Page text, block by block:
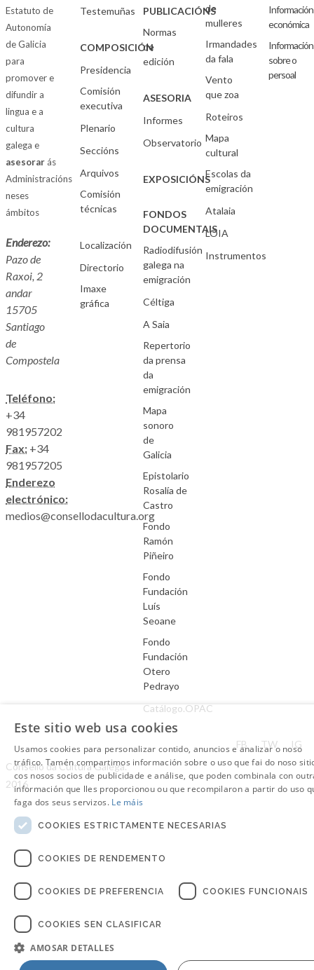
Estatuto de
Autonomía
de Galicia
para
promover e
difundir a
lingua e a
cultura
galega e
asesorarás
Administracións
neses
ámbitos
Enderezo:
Pazo de
Raxoi, 2
andar
15705
Santiago
de
Compostela
Teléfono:
+34
981957202
Fax: +34
981957205
Enderezo
electrónico:
medios@consellodacultura.org
Testemuñas
COMPOSICIÓN
Presidencia
Comisión
executiva
Plenario
Seccións
Arquivos
Comisión
técnicas
Localización
Directorio
Imaxe
gráfica
PUBLICACIÓNS
Normas
de
edición
ASESORIA
Informes
Observatorio
EXPOSICIÓNS
FONDOS
DOCUMENTAIS
Radiodifusión
galega na
emigración
Céltiga
A Saia
Repertorio
da prensa
da
emigración
Mapa
sonoro
de
Galicia
Epistolario
Rosalía de
Castro
Fondo
Ramón
Piñeiro
Fondo
Fundación
Luís
Seoane
Fondo
Fundación
Otero
Pedrayo
Catálogo.OPAC
de
mulleres
Irmandades
da fala
Vento
que zoa
Roteiros
Mapa
cultural
Escolas da
emigración
Atalaia
LOIA
Instrumentos
Información
económica
Información
sobre o
persoal
Consello da Cultura Galega.
2016
FB TW IG
Este sitio web usa cookies
Usamos cookies para personalizar contido, anuncios e analizar o noso
tráfico. Tamén compartimos información sobre o uso que fai do noso
cos nosos socios de publicidade e análise, que poden combinala con
información que lles proporcionou ou que recompilaron a partir do uso
faga dos seus servizos. Le máis
COOKIES ESTRICTAMENTE NECESARIAS
COOKIES DE RENDEMENTO
COOKIES DE PREFERENCIA COOKIES FUNCIONAIS
COOKIES SEN CLASIFICAR
AMOSAR DETALLES